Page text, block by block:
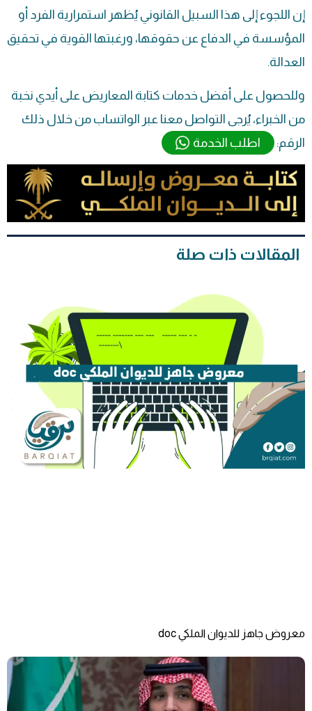
إن اللجوء إلى هذا السبيل القانوني يُظهر استمرارية الفرد أو
المؤسسة في الدفاع عن حقوقها، ورغبتها القوية في تحقيق
العدالة.
وللحصول على أفضل خدمات كتابة المعاريض على أيدي نخبة
من الخبراء، يُرجى التواصل معنا عبر الواتساب من خلال ذلك
الرقم:
اطلب الخدمة
المقالات ذات صلة
معروض جاهز للديوان الملكي doc